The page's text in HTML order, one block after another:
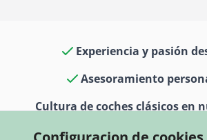
Experiencia y pasión
Asesoramiento
Cultura de coches clásicos en